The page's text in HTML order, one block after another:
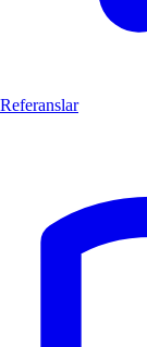
Referanslar